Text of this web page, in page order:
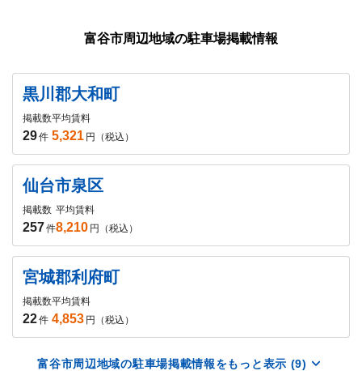
富谷市周辺地域の駐車場掲載情報
黒川郡大和町
掲載数
29件
平均賃料
5,321 円（税込）
仙台市泉区
掲載数
257件
平均賃料
8,210 円（税込）
宮城郡利府町
掲載数
22件
平均賃料
4,853 円（税込）
富谷市周辺地域の駐車場掲載情報をもっと表示 (9)